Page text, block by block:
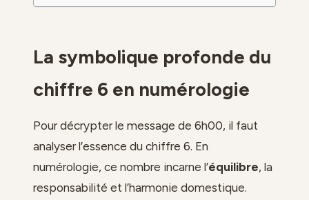
La symbolique profonde du
chiffre 6 en numérologie
Pour décrypter le message de 6h00, il faut
analyser l’essence du chiffre 6. En
numérologie, ce nombre incarne l’équilibre, la
responsabilité et l’harmonie domestique.